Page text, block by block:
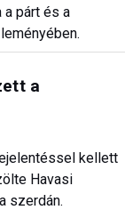
párt és a
a
kellett
Havasi
szerdán.